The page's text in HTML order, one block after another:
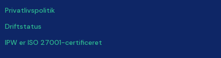
Privatlivspolitik
Driftstatus
IPW er ISO 27001-certificeret